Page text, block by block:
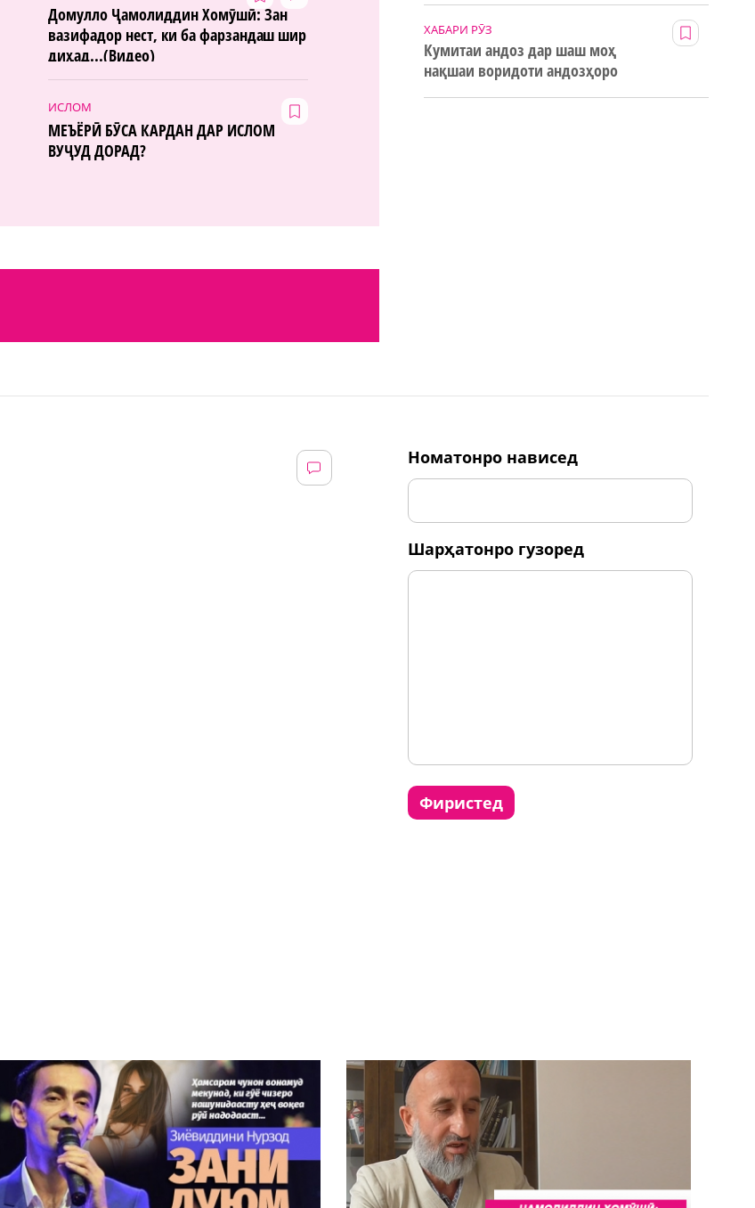
Домулло Ҷамолиддин Хомӯшӣ: Зан
вазифадор нест, ки ба фарзандаш шир
диҳад...(Видео)
ИСЛОМ
МЕЪЁРӢ БӮСА КАРДАН ДАР ИСЛОМ
ВУҶУД ДОРАД?
ХАБАРИ РӮЗ
Кумитаи андоз дар шаш моҳ
нақшаи воридоти андозҳоро
номатонро нависед
шарҳатонро гузоред
фиристед